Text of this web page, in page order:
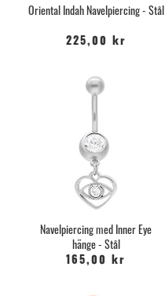
Oriental Indah Navelpiercing - Stål
225,00 kr
Navelpiercing med Inner Eye
hänge - Stål
165,00 kr